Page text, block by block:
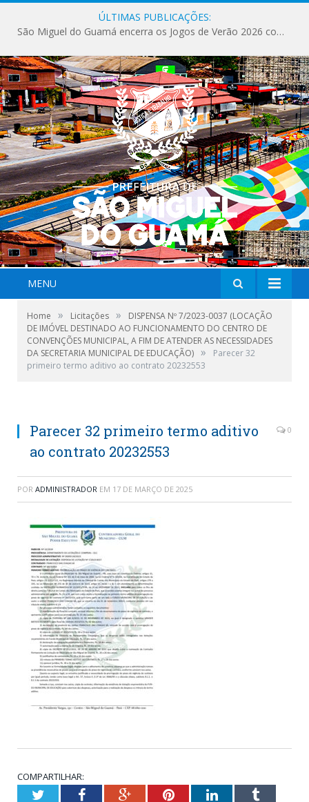
ÚLTIMAS PUBLICAÇÕES:
São Miguel do Guamá encerra os Jogos de Verão 2026 com sucesso de público e competições.
MENU
Home » Licitações »
DISPENSA Nº 7/2023-0037 (LOCAÇÃO
DE IMÓVEL DESTINADO AO FUNCIONAMENTO DO CENTRO DE
CONVENÇÕES MUNICIPAL, A FIM DE ATENDER AS NECESSIDADES
DA SECRETARIA MUNICIPAL DE EDUCAÇÃO) »
Parecer 32
primeiro termo aditivo ao contrato 20232553
Parecer 32 primeiro termo aditivo
ao contrato 20232553
0
POR ADMINISTRADOR EM 17 DE MARÇO DE 2025
COMPARTILHAR:
TwitterFacebookGoogle+PinterestLinkedInTumblr